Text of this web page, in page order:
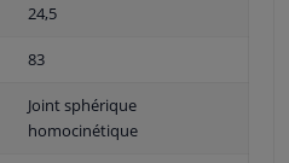
24,5
83
Joint sphérique
homocinétique